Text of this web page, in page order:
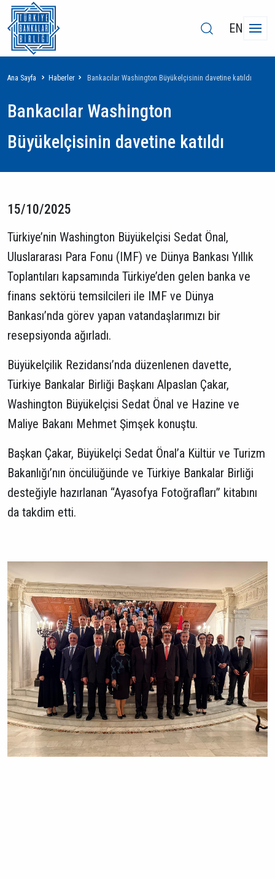
EN
Sayfa
yolu
Ana Sayfa Haberler Bankacılar Washington Büyükelçisinin davetine katıldı
Bankacılar Washington
Büyükelçisinin davetine katıldı
15/10/2025
Türkiye’nin Washington Büyükelçisi Sedat Önal,
Uluslararası Para Fonu (IMF) ve Dünya Bankası Yıllık
Toplantıları kapsamında Türkiye’den gelen banka ve
finans sektörü temsilcileri ile IMF ve Dünya
Bankası’nda görev yapan vatandaşlarımızı bir
resepsiyonda ağırladı.
Büyükelçilik Rezidansı’nda düzenlenen davette,
Türkiye Bankalar Birliği Başkanı Alpaslan Çakar,
Washington Büyükelçisi Sedat Önal ve Hazine ve
Maliye Bakanı Mehmet Şimşek konuştu.
Başkan Çakar, Büyükelçi Sedat Önal’a Kültür ve Turizm
Bakanlığı’nın öncülüğünde ve Türkiye Bankalar Birliği
desteğiyle hazırlanan “Ayasofya Fotoğrafları” kitabını
da takdim etti.